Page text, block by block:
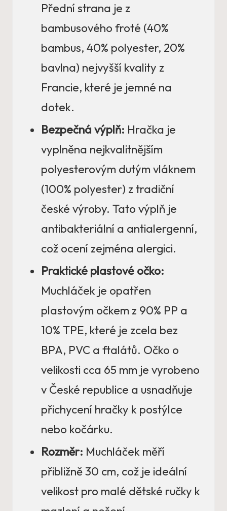
Přední strana je z
bambusového froté (40%
bambus, 40% polyester, 20%
bavlna) nejvyšší kvality z
Francie, které je jemné na
dotek.
Bezpečná výplň: Hračka je
vyplněna nejkvalitnějším
polyesterovým dutým vláknem
(100% polyester) z tradiční
české výroby. Tato výplň je
antibakteriální a antialergenní,
což ocení zejména alergici.
Praktické plastové očko:
Muchláček je opatřen
plastovým očkem z 90% PP a
10% TPE, které je zcela bez
BPA, PVC a ftalátů. Očko o
velikosti cca 65 mm je vyrobeno
v České republice a usnadňuje
přichycení hračky k postýlce
nebo kočárku.
Rozměr: Muchláček měří
přibližně 30 cm, což je ideální
velikost pro malé dětské ručky k